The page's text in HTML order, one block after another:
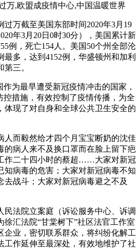
万,欧盟成疫情中心,中国温暖世界
过万截至美国东部时间2020年3月19
年3月20日0时30分），美国累计新
例，死亡154人。美国50个州全部沦
最多，达到4152例，华盛顿州和加利
三。
为最早遭受新冠疫情冲击的国家，
控措施，有效控制了疫情传播，为全
体现了对自身和全球公共卫生安全的
人而毅然给才四个月宝宝断奶的沈佳
的病人来不及换口罩而在脸上留下疤
作二十四小时的蔡超……大家对新冠
知病毒的危害；大家对新冠病毒不知
去战斗；大家对新冠病毒避之不及
民法院立案庭（诉讼服务中心、诉调
徐汇法院“甘棠树下”社区法官工作室
企业，密切联系群众，将纠纷化解工
工作延伸至最深处，有效地维护了社